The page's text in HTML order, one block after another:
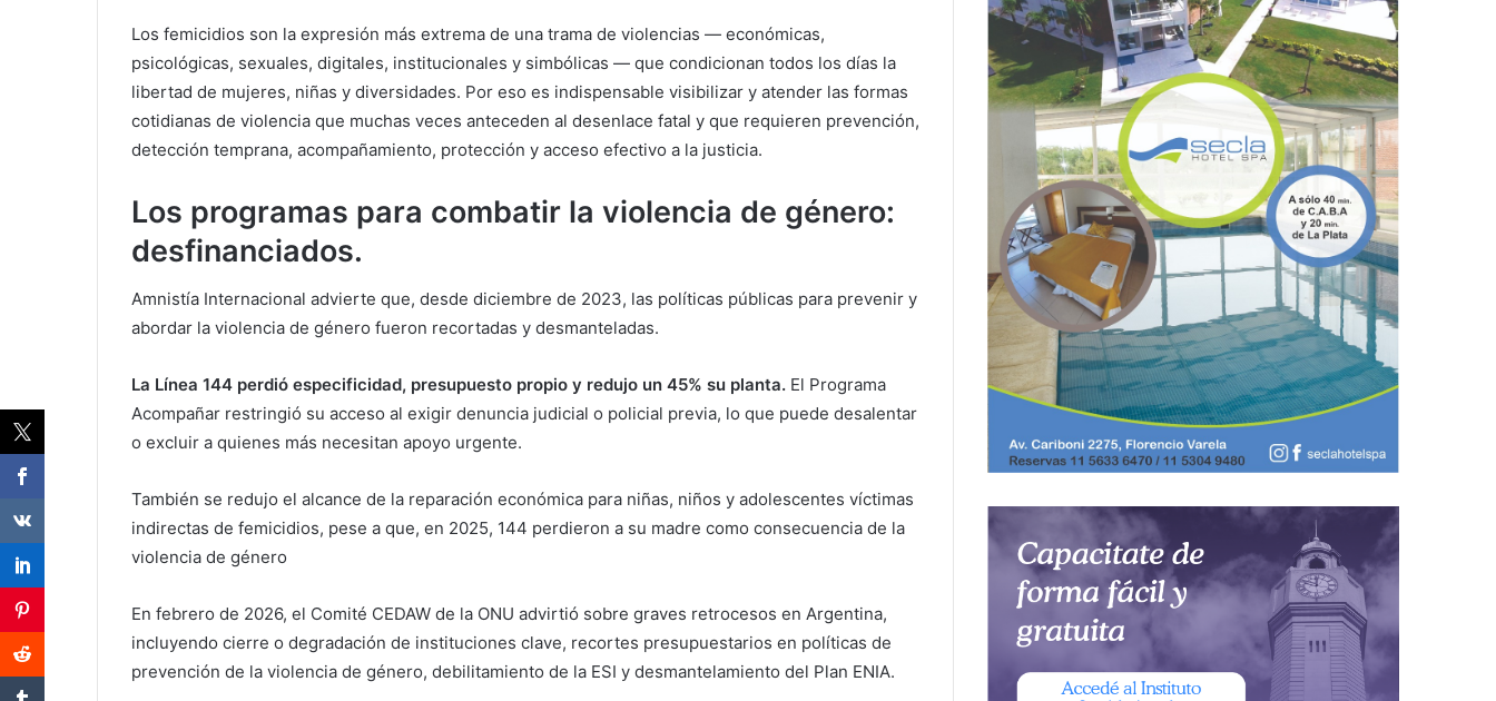
Los femicidios son la expresión más extrema de una trama de violencias — económicas,
psicológicas, sexuales, digitales, institucionales y simbólicas — que condicionan todos los días la
libertad de mujeres, niñas y diversidades. Por eso es indispensable visibilizar y atender las formas
cotidianas de violencia que muchas veces anteceden al desenlace fatal y que requieren prevención,
detección temprana, acompañamiento, protección y acceso efectivo a la justicia.
Los programas para combatir la violencia de género:
desfinanciados.
Amnistía Internacional advierte que, desde diciembre de 2023, las políticas públicas para prevenir y
abordar la violencia de género fueron recortadas y desmanteladas.
La Línea 144 perdió especificidad, presupuesto propio y redujo un 45% su planta. El Programa
Acompañar restringió su acceso al exigir denuncia judicial o policial previa, lo que puede desalentar
o excluir a quienes más necesitan apoyo urgente.
También se redujo el alcance de la reparación económica para niñas, niños y adolescentes víctimas
indirectas de femicidios, pese a que, en 2025, 144 perdieron a su madre como consecuencia de la
violencia de género
En febrero de 2026, el Comité CEDAW de la ONU advirtió sobre graves retrocesos en Argentina,
incluyendo cierre o degradación de instituciones clave, recortes presupuestarios en políticas de
prevención de la violencia de género, debilitamiento de la ESI y desmantelamiento del Plan ENIA.